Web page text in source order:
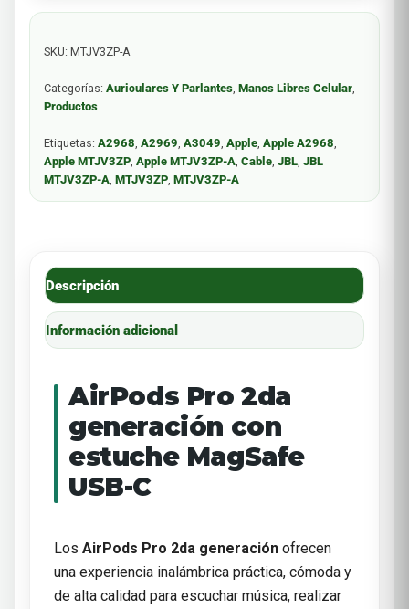
SKU: MTJV3ZP-A
Categorías: Auriculares Y Parlantes, Manos Libres Celular,
Productos
Etiquetas: A2968, A2969, A3049, Apple, Apple A2968,
Apple MTJV3ZP, Apple MTJV3ZP-A, Cable, JBL, JBL
MTJV3ZP-A, MTJV3ZP, MTJV3ZP-A
Descripción
Información adicional
AirPods Pro 2da
generación con
estuche MagSafe
USB-C
Los AirPods Pro 2da generación ofrecen
una experiencia inalámbrica práctica, cómoda y
de alta calidad para escuchar música, realizar